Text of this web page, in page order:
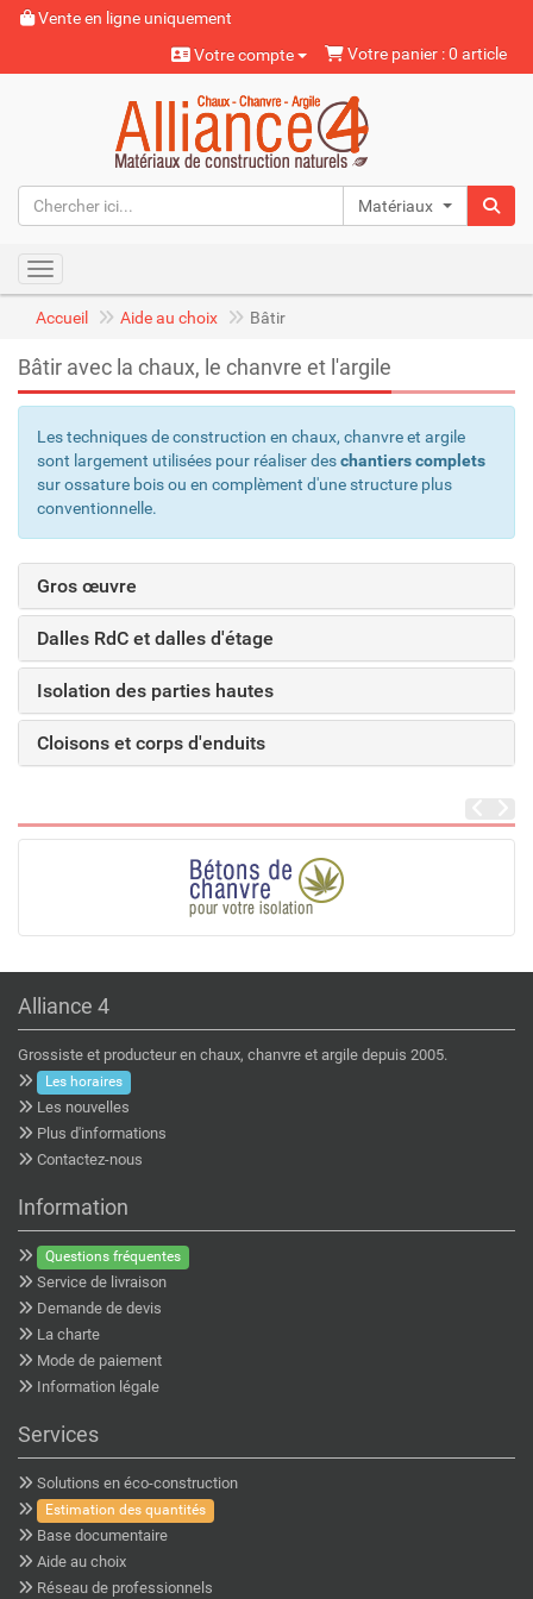
Vente en ligne uniquement
Votre compte
Votre panier : 0 article
Matériaux naturels
Toggle navigation
Accueil Aide au choix Bâtir
Bâtir avec la chaux, le chanvre et l'argile
Les techniques de construction en chaux, chanvre et argile
sont largement utilisées pour réaliser deschantiers complets
sur ossature bois ou en complèment d'une structure plus
conventionnelle.
Gros œuvre
Dalles RdC et dalles d'étage
Isolation des parties hautes
Cloisons et corps d'enduits
Alliance 4
Grossiste et producteur en chaux, chanvre et argile depuis 2005.
Les horaires
Les nouvelles
Plus d'informations
Contactez-nous
Information
Questions fréquentes
Service de livraison
Demande de devis
La charte
Mode de paiement
Information légale
Services
Solutions en éco-construction
Estimation des quantités
Base documentaire
Aide au choix
Réseau de professionnels